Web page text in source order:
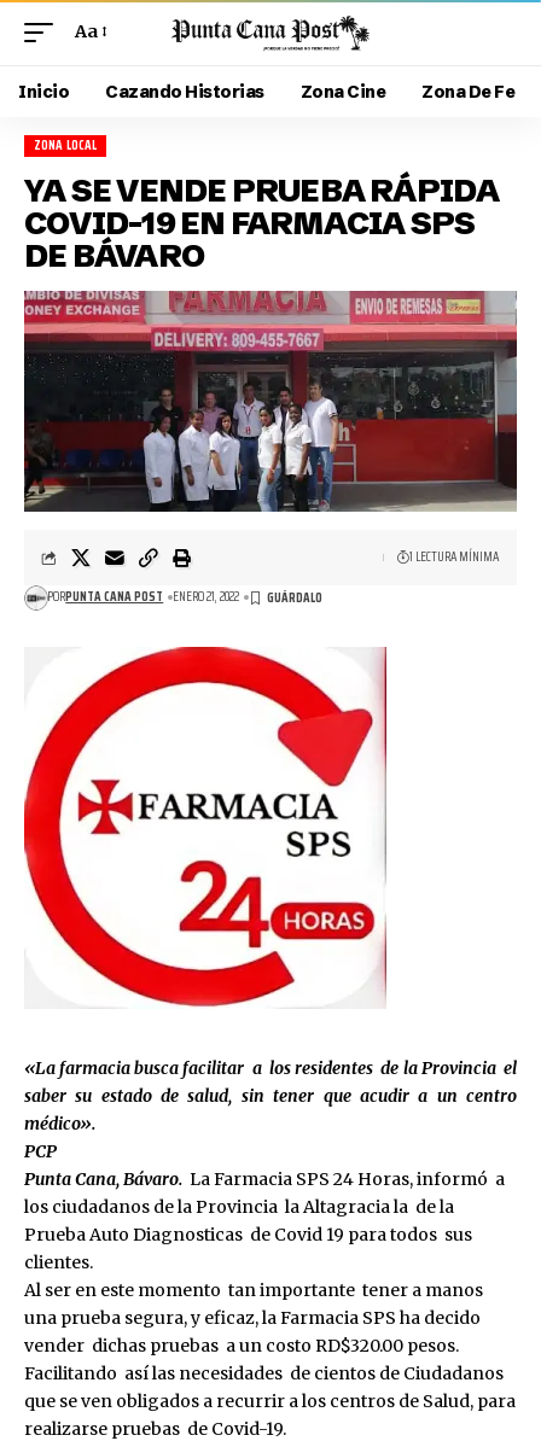
Aa
Inicio Cazando Historias Zona Cine Zona De Fe
ZONA LOCAL
YA SE VENDE PRUEBA RÁPIDA
COVID-19 EN FARMACIA SPS
DE BÁVARO
PORPUNTA CANA POST ENERO 21, 2022
1 LECTURA MÍNIMA
«La farmacia busca facilitar a los residentes de la Provincia el
saber su estado de salud, sin tener que acudir a un centro
médico».
PCP
Punta Cana, Bávaro. La Farmacia SPS 24 Horas, informó a
los ciudadanos de la Provincia la Altagracia la de la
Prueba Auto Diagnosticas de Covid 19 para todos sus
clientes.
Al ser en este momento tan importante tener a manos
una prueba segura, y eficaz, la Farmacia SPS ha decido
vender dichas pruebas a un costo RD$320.00 pesos.
Facilitando así las necesidades de cientos de Ciudadanos
que se ven obligados a recurrir a los centros de Salud, para
realizarse pruebas de Covid-19.